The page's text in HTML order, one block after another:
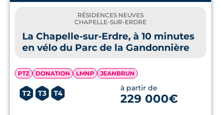
RÉSIDENCES NEUVES
CHAPELLE-SUR-ERDRE
La Chapelle-sur-Erdre, à 10 minutes
en vélo du Parc de la Gandonnière
PTZ DONATION LMNP JEANBRUN
T2 T3 T4
à partir de
229 000€